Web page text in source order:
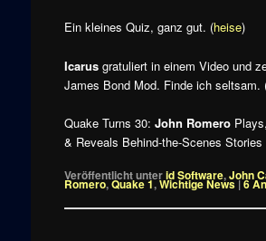
Ein kleines Quiz, ganz gut. (heise)
Icarusgratuliert in einem Video und
James Bond Mod. Finde ich seltsam.
Quake Turns 30: John Romero
& Reveals Behind-the-Scenes Stories
Veröffentlicht unterid Software,John
Romero,Quake 1,Wichtige News|6